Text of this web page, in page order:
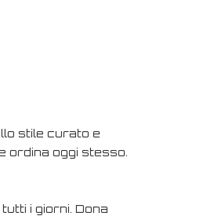
stile curato e
ordina oggi stesso.
i giorni. Dona